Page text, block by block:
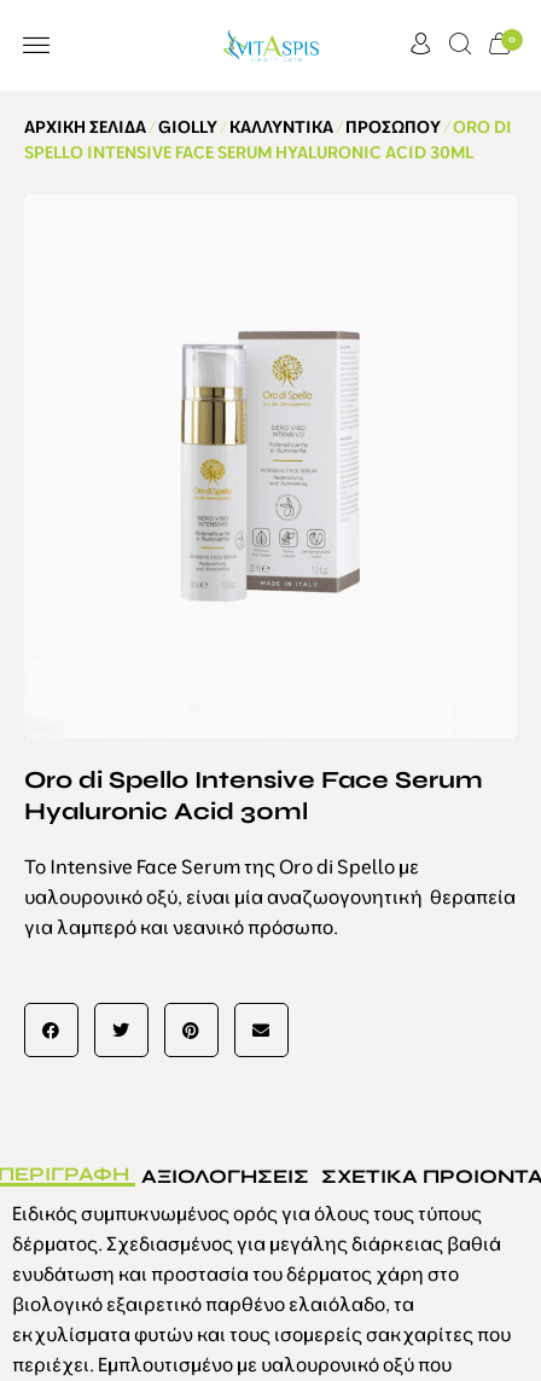
0
ΑΡΧΙΚΉ ΣΕΛΊΔΑ/GIOLLY/ΚΑΛΛΥΝΤΙΚΆ/ΠΡΟΣΏΠΟΥ/ ORO DI
SPELLO INTENSIVE FACE SERUM HYALURONIC ACID 30ML
Oro di Spello Intensive Face Serum
Hyaluronic Acid 30ml
Το Intensive Face Serumτης Oro di Spello με
υαλουρονικό οξύ, είναι μία αναζωογονητική θεραπεία
για λαμπερό και νεανικό πρόσωπο.
ΑΞΙΟΛΟΓΗΣΕΙΣ ΣΧΕΤΙΚΑ
Ειδικός συμπυκνωμένος ορός για όλους τους τύπους
δέρματος. Σχεδιασμένος για μεγάλης διάρκειας βαθιά
ενυδάτωση και προστασία του δέρματος χάρη στο
βιολογικό εξαιρετικό παρθένο ελαιόλαδο, τα
εκχυλίσματα φυτών και τους ισομερείς σακχαρίτες που
περιέχει. Εμπλουτισμένο με υαλουρονικό οξύ που